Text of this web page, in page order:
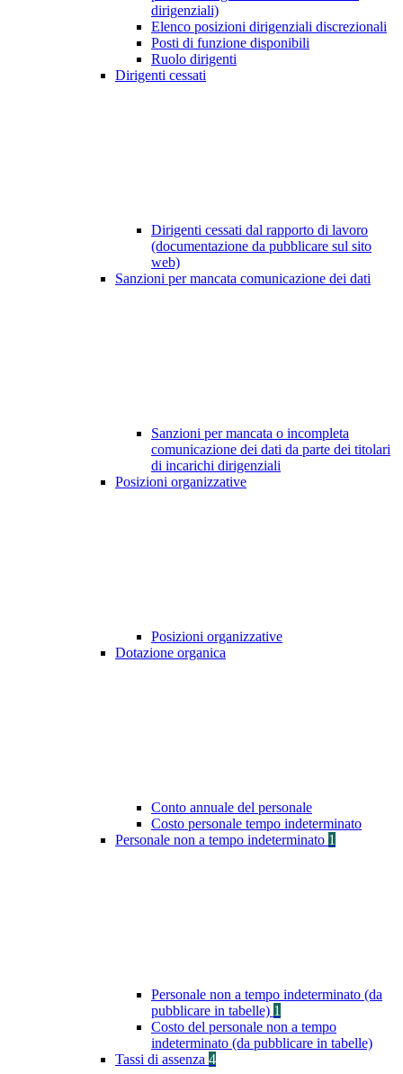
dirigenziali)
Elenco posizioni dirigenziali discrezionali
Posti di funzione disponibili
Ruolo dirigenti
Dirigenti cessati
Dirigenti cessati dal rapporto di lavoro
(documentazione da pubblicare sul sito
web)
Sanzioni per mancata comunicazione dei dati
Sanzioni per mancata o incompleta
comunicazione dei dati da parte dei titolari
di incarichi dirigenziali
Posizioni organizzative
Posizioni organizzative
Dotazione organica
Conto annuale del personale
Costo personale tempo indeterminato
Personale non a tempo indeterminato 1
Personale non a tempo indeterminato (da
pubblicare in tabelle) 1
Costo del personale non a tempo
indeterminato (da pubblicare in tabelle)
Tassi di assenza 4